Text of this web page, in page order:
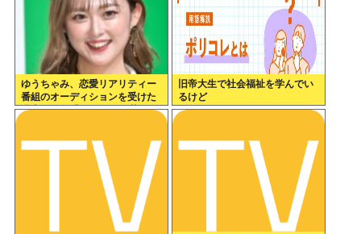
ゆうちゃみ、恋愛リアリティー
番組のオーディションを受けた
過去を激白「10回くらい落ちて
旧帝大生で社会福祉を学んでい
るけど